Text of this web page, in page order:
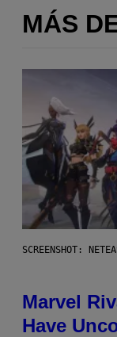
MÁS
SCREENSHOT:
Marvel
Have